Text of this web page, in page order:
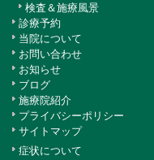
検査＆施療風景
診療予約
当院について
お問い合わせ
お知らせ
ブログ
施療院紹介
プライバシーポリシー
サイトマップ
症状について